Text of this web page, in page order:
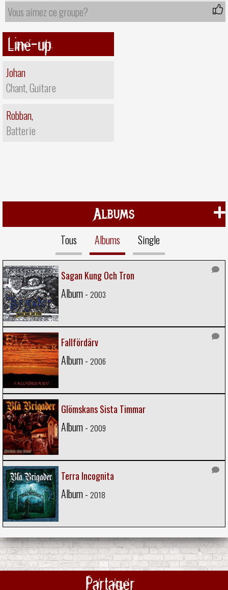
Vous aimez ce groupe?
Line-up
Johan
Chant, Guitare
Robban,
Batterie
Albums
Tous Albums Single
Sagan Kung Och Tron
Album - 2003
Fallfördärv
Album - 2006
Glömskans Sista Timmar
Album - 2009
Terra Incognita
Album - 2018
Partager